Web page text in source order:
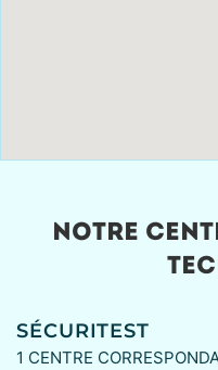
NOTRE
SÉCURITEST
1 CENTRE